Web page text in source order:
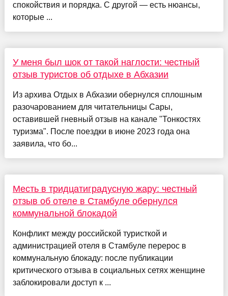
спокойствия и порядка. С другой — есть нюансы,
которые ...
У меня был шок от такой наглости: честный
отзыв туристов об отдыхе в Абхазии
Из архива Отдых в Абхазии обернулся сплошным
разочарованием для читательницы Сары,
оставившей гневный отзыв на канале "Тонкостях
туризма". После поездки в июне 2023 года она
заявила, что бо...
Месть в тридцатиградусную жару: честный
отзыв об отеле в Стамбуле обернулся
коммунальной блокадой
Конфликт между российской туристкой и
администрацией отеля в Стамбуле перерос в
коммунальную блокаду: после публикации
критического отзыва в социальных сетях женщине
заблокировали доступ к ...